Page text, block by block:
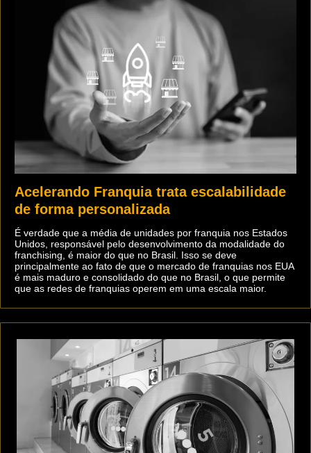
Acelerando Franquia trata escalabilidade
de forma personalizada
É verdade que a média de unidades por franquia nos Estados
Unidos, responsável pelo desenvolvimento da modalidade do
franchising, é maior do que no Brasil. Isso se deve
principalmente ao fato de que o mercado de franquias nos EUA
é mais maduro e consolidado do que no Brasil, o que permite
que as redes de franquias operem em uma escala maior.